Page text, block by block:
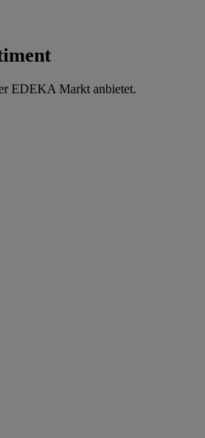
EDEKA Markt anbietet.